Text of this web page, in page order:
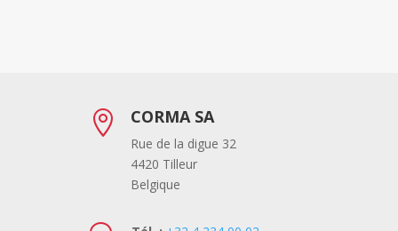
 CORMA SA
Rue de la digue 32
4420 Tilleur
Belgique